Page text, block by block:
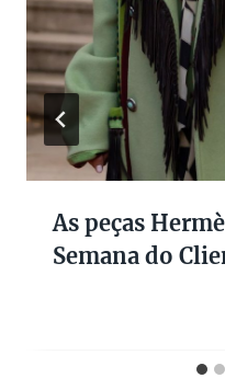
As peças
Semana do